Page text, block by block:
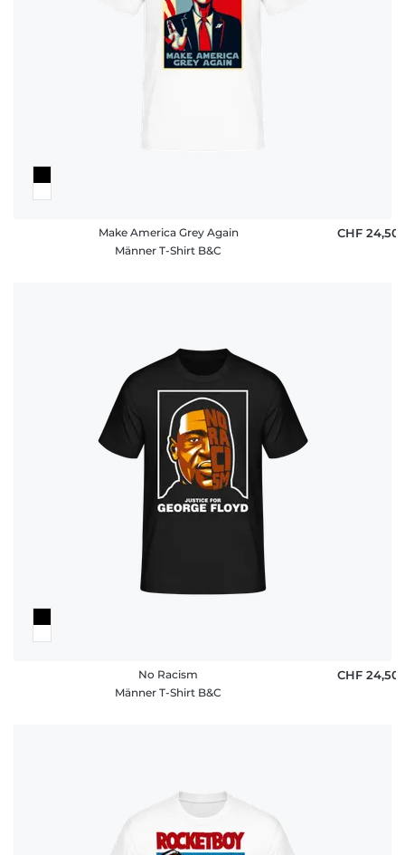
Make America Grey Again
Männer T-Shirt B&C
CHF 24,50
No Racism
Männer T-Shirt B&C
CHF 24,50